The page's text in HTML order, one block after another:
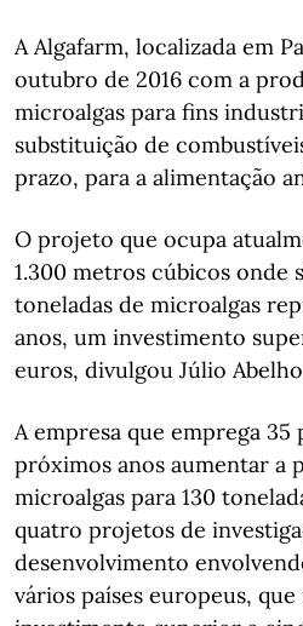
A Algafarm, localizada em
outubro de 2016 com a
microalgas para fins
substituição de
prazo, para a alimentação
O projeto que ocupa
1.300 metros cúbicos onde
toneladas de microalgas
anos, um investimento
euros, divulgou Júlio
A empresa que emprega 35
próximos anos aumentar a
microalgas para 130
quatro projetos de
desenvolvimento
vários países europeus,